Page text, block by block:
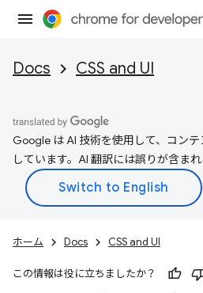
Docs CSS and UI
Google は AI 技術を使用して、コン
しています。AI 翻訳には誤りが含まれ
ホーム Docs CSS and UI
この情報は役に立ちましたか？